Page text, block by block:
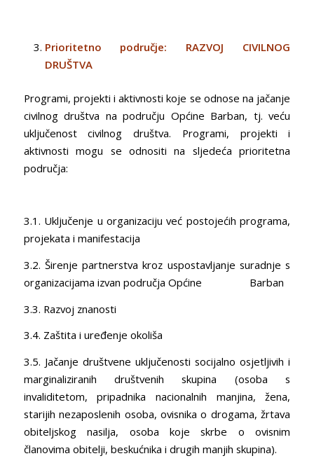
Prioritetno područje: RAZVOJ CIVILNOG
DRUŠTVA
Programi, projekti i aktivnosti koje se odnose na jačanje
civilnog društva na području Općine Barban, tj. veću
uključenost civilnog društva. Programi, projekti i
aktivnosti mogu se odnositi na sljedeća prioritetna
područja:
3.1. Uključenje u organizaciju već postojećih programa,
projekata i manifestacija
3.2. Širenje partnerstva kroz uspostavljanje suradnje s
organizacijama izvan područja Općine Barban
3.3. Razvoj znanosti
3.4. Zaštita i uređenje okoliša
3.5. Jačanje društvene uključenosti socijalno osjetljivih i
marginaliziranih društvenih skupina (osoba s
invaliditetom, pripadnika nacionalnih manjina, žena,
starijih nezaposlenih osoba, ovisnika o drogama, žrtava
obiteljskog nasilja, osoba koje skrbe o ovisnim
članovima obitelji, beskućnika i drugih manjih skupina).